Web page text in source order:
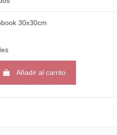
30x30cm
Añadir al carrito